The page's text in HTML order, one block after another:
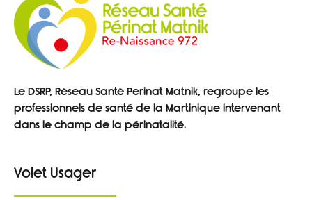
Le DSRP, Réseau Santé Perinat Matnik, regroupe les
professionnels de santé de la Martinique intervenant
dans le champ de la périnatalité.
Volet Usager